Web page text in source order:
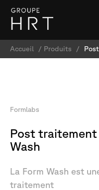
Accueil / Produits /
Formlabs
Post traitement
Wash
La Form Wash est
traitement